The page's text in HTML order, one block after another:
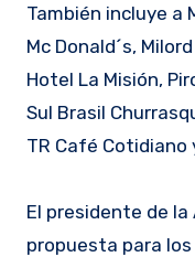
También incluye a
Mc Donald´s,
Hotel La Misión,
Sul Brasil
TR Café Cotidiano
El presidente de
propuesta para